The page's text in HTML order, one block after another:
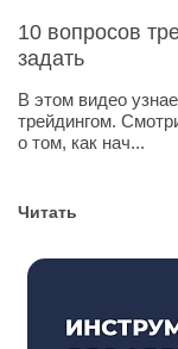
10 вопросов
задать
В этом видео
трейдингом.
о том, как нач...
Читать